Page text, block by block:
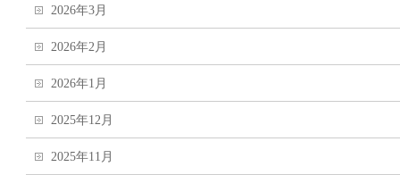
2026年3月
2026年2月
2026年1月
2025年12月
2025年11月